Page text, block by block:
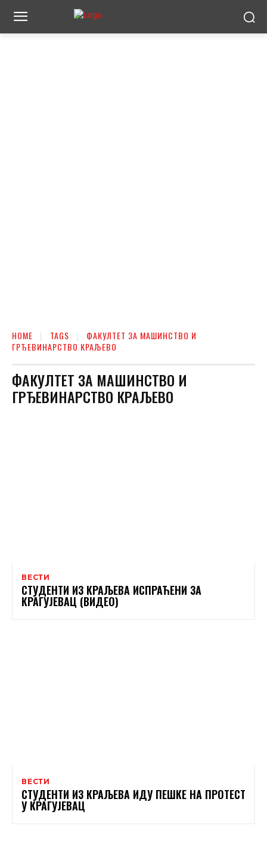
HOME TAGS
ФАКУЛТЕТ ЗА МАШИНСТВО И
ГРЂЕВИНАРСТВО КРАЉЕВО
ФАКУЛТЕТ ЗА МАШИНСТВО И
ГРЂЕВИНАРСТВО КРАЉЕВО
ВЕСТИ
СТУДЕНТИ ИЗ КРАЉЕВА ИСПРАЋЕНИ ЗА
КРАГУЈЕВАЦ (ВИДЕО)
ВЕСТИ
СТУДЕНТИ ИЗ КРАЉЕВА ИДУ ПЕШКЕ НА ПРОТЕСТ
У КРАГУЈЕВАЦ